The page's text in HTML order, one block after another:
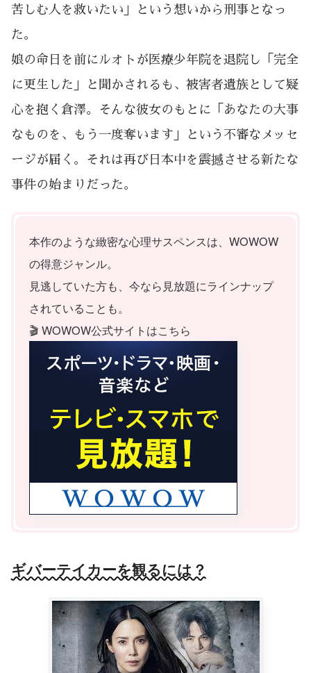
苦しむ人を救いたい」という想いから刑事となっ
た。
娘の命日を前にルオトが医療少年院を退院し「完全
に更生した」と聞かされるも、被害者遺族として疑
心を抱く倉澤。そんな彼女のもとに「あなたの大事
なものを、もう一度奪います」という不審なメッセ
ージが届く。それは再び日本中を震撼させる新たな
事件の始まりだった。
本作のような緻密な心理サスペンスは、WOWOW
の得意ジャンル。
見逃していた方も、今なら見放題にラインナップ
されていることも。
🎬 WOWOW公式サイトはこちら
ギバーテイカーを観るには？